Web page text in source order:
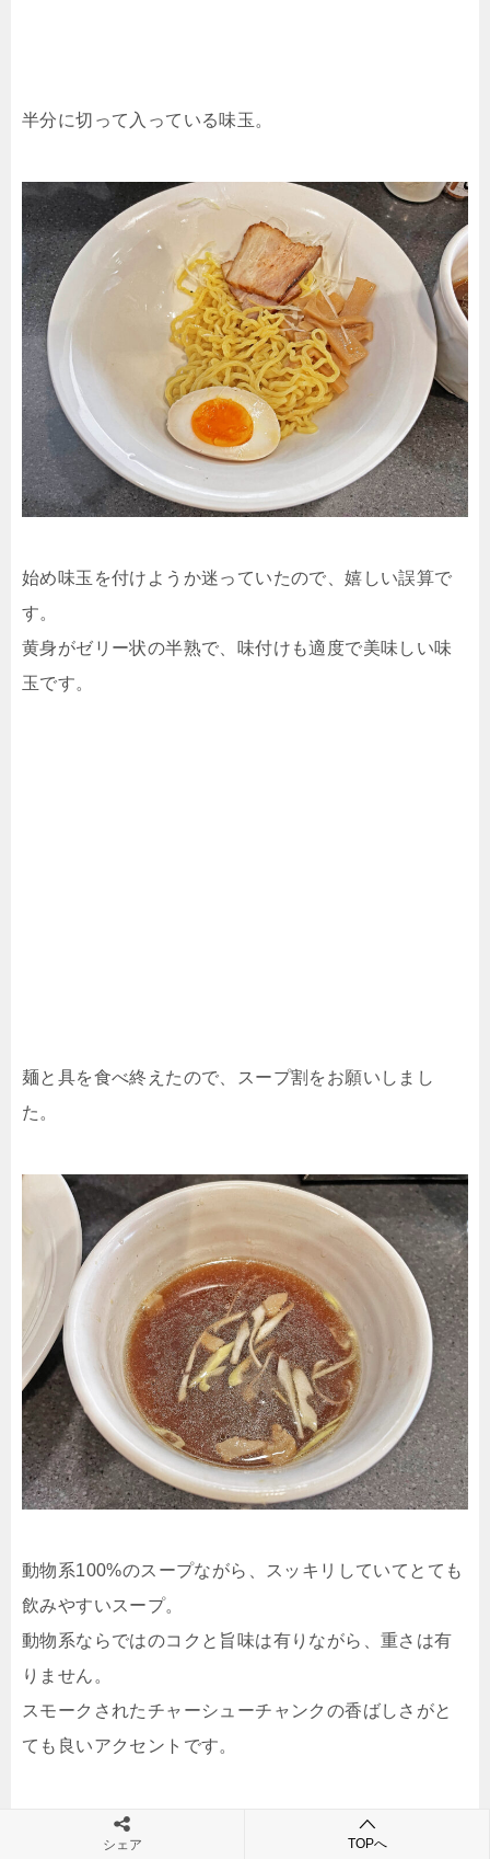
半分に切って入っている味玉。
始め味玉を付けようか迷っていたので、嬉しい誤算で
す。
黄身がゼリー状の半熟で、味付けも適度で美味しい味
玉です。
麺と具を食べ終えたので、スープ割をお願いしまし
た。
動物系100%のスープながら、スッキリしていてとても
飲みやすいスープ。
動物系ならではのコクと旨味は有りながら、重さは有
りません。
スモークされたチャーシューチャンクの香ばしさがと
ても良いアクセントです。
シェア TOPへ